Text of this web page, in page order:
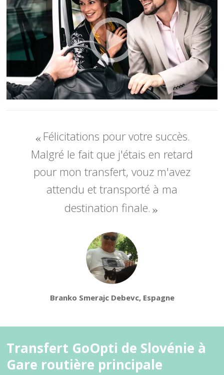
Félicitations pour votre succès.
Malgré le fait que j'étais en retard
pour mon transfert, vouz m'avez
attendu et transporté à ma
destination finale.
Branko Smerajc Debevc, Espagne
Transfert GoOpti de Slovénie à
Gare routière principale